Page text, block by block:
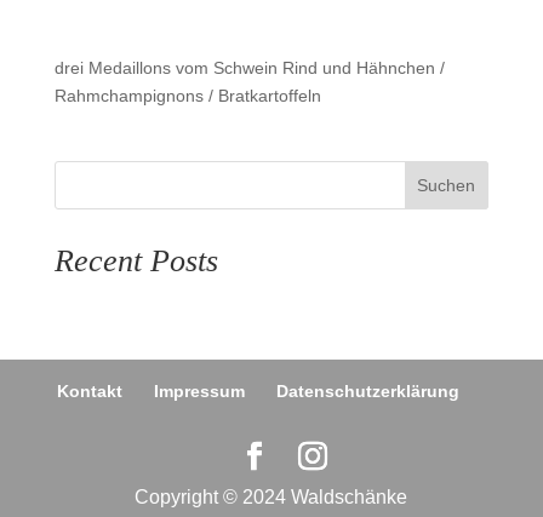
drei Medaillons vom Schwein Rind und Hähnchen /
Rahmchampignons / Bratkartoffeln
Suchen
Recent Posts
Kontakt Impressum Datenschutzerklärung
Copyright © 2024 Waldschänke